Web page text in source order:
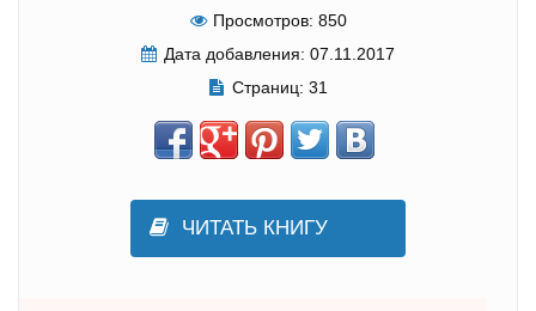
Просмотров: 850
Дата добавления: 07.11.2017
Страниц: 31
ЧИТАТЬ КНИГУ